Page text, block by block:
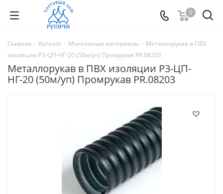
0
Главная - Каталог - Монтажные материалы - Металлорукав в ПВХ
изоляции Р3-ЦП-НГ-20 (50м/уп) Промрукав PR.08203
Металлорукав в ПВХ изоляции Р3-ЦП-
НГ-20 (50м/уп) Промрукав PR.08203